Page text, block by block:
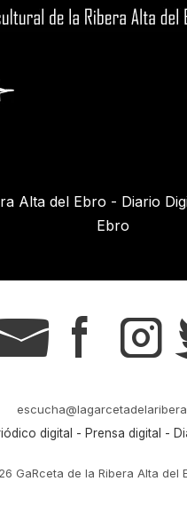
Alta del Ebro - Diario
Ebro
s t
digital - Prensa digital -
GaRceta de la Ribera Alta del